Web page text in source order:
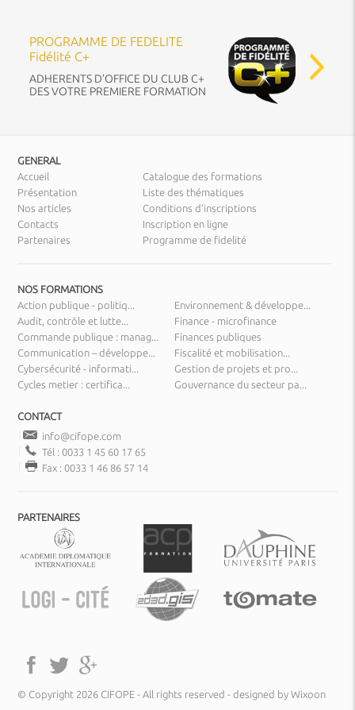
PROGRAMME DE FEDELITE
Fidélité C+
ADHERENTS D’OFFICE DU CLUB C+
DES VOTRE PREMIERE FORMATION
GENERAL
Accueil
Présentation
Nos articles
Contacts
Partenaires
Catalogue des formations
Liste des thématiques
Conditions d’inscriptions
Inscription en ligne
Programme de fidelité
NOS FORMATIONS
Action publique - politiq...
Audit, contrôle et lutte...
Commande publique : manag...
Communication – développe...
Cybersécurité - informati...
Cycles metier : certifica...
Environnement & développe...
Finance - microfinance
Finances publiques
Fiscalité et mobilisation...
Gestion de projets et pro...
Gouvernance du secteur pa...
CONTACT
info@cifope.com
Tél : 0033 1 45 60 17 65
Fax : 0033 1 46 86 57 14
PARTENAIRES
© Copyright 2026 CIFOPE - All rights reserved -designed by Wixoon